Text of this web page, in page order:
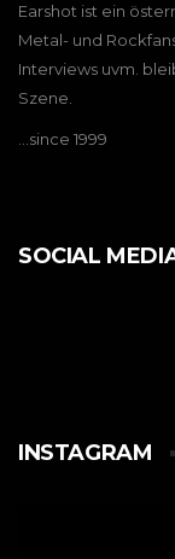
Earshot ist ein
Metal- und
Interviews uvm.
Szene.
…since 1999
SOCIAL
INSTAGRAM